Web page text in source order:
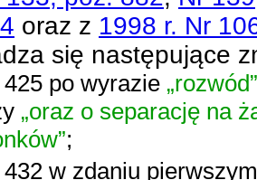
oraz z 1998 r. Nr
się następujące
po wyrazie „rozwód”
„oraz o separację na
;
w zdaniu